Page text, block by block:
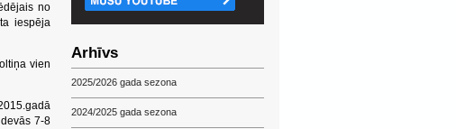
no
iespēja
vien
7-8
Arhīvs
2025/2026 gada sezona
2024/2025 gada sezona